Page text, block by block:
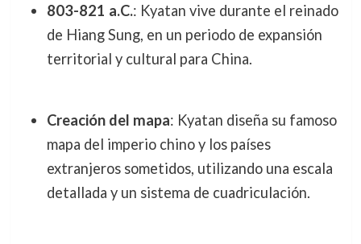
803-821 a.C.: Kyatan vive durante el reinado
de Hiang Sung, en un periodo de expansión
territorial y cultural para China.
Creación del mapa: Kyatan diseña su famoso
mapa del imperio chino y los países
extranjeros sometidos, utilizando una escala
detallada y un sistema de cuadriculación.